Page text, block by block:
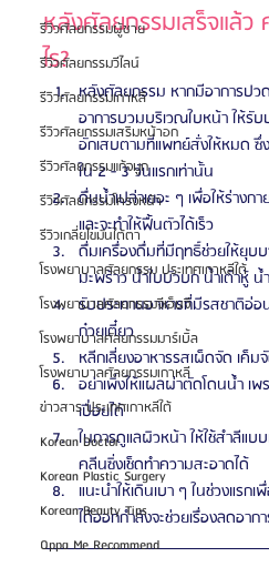
รีวิวศัลยกรรมผู้ชาย
รีวิวศัลยกรรมวีไลน์
รีวิวศัลยกรรมเกาหลี
รีวิวศัลยกรรมเสริมหน้าอก
รีวิวศัลยกรรมแก้จมูก
รีวิวศัลยกรรมโครงหน้า
รีวิวเกลี่ยไขมันใต้ตา
โรงพยาบาลศัลยกรรม ประเทศเกาหลีใต้
โรงพยาบาลศัลยกรรมจีเอ็นจี
โรงพยาบาลศัลยกรรมมาร์เบิ้ล
โรงพยาบาลศัลยกรรมเกาหลี
ข่าวสาร ประเทศเกาหลีใต้
Korean Doctor
Korean Plastic Surgery
Korean Beauty Tips
Oppa Me Recommend
หลังศัลยกรรมเสร็จแล้
ไร?
หลังศัลยกรรม หากมีอาการป
อาการบวมบริเวณใบหน้า ให้รั
อักเสบตามที่แพทย์สั่งให้หมด
ใน 2 - 3 วันแรกเท่านั้น
ดื่มน้ำเปล่าเยอะ ๆ เพื่อให้ร่าง
และจะทำให้ฟื้นตัวได้เร็ว
ดื่มเครื่องดื่มที่มีฤทธิ์ช่วยให้ยุบ
มะพร้าว น้ำใบบัวบก น้ำเต้าหู้
รับประทานอาหารที่มีรสชาติอ่อ
ก๋วยเตี๋ยว
หลีกเลี่ยงอาหารรสเผ็ดจัด เค็ม
อย่าเพิ่งให้แผลผ่าตัดโดนน้ำ เพ
เปื่อยได้
ในการดูแลผิวหน้า ให้ใช้สำลีแบ
คลีนซิ่งเช็ดทำความสะอาดได้
แนะนำให้เดินเบา ๆ ในช่วงแรก
ได้ออกกำลังจะช่วยเรื่องลดอา